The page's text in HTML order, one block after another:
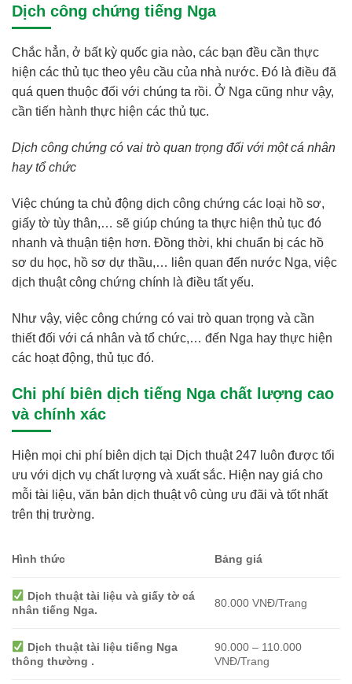
Dịch công chứng tiếng Nga
Chắc hẳn, ở bất kỳ quốc gia nào, các bạn đều cần thực
hiện các thủ tục theo yêu cầu của nhà nước. Đó là điều đã
quá quen thuộc đối với chúng ta rồi. Ở Nga cũng như vậy,
cần tiến hành thực hiện các thủ tục.
Dịch công chứng có vai trò quan trọng đối với một cá nhân
hay tổ chức
Việc chúng ta chủ động dịch công chứng các loại hồ sơ,
giấy tờ tùy thân,… sẽ giúp chúng ta thực hiện thủ tục đó
nhanh và thuận tiện hơn. Đồng thời, khi chuẩn bị các hồ
sơ du học, hồ sơ dự thầu,… liên quan đến nước Nga, việc
dịch thuật công chứng chính là điều tất yếu.
Như vậy, việc công chứng có vai trò quan trọng và cần
thiết đối với cá nhân và tổ chức,… đến Nga hay thực hiện
các hoạt động, thủ tục đó.
Chi phí biên dịch tiếng Nga chất lượng cao
và chính xác
Hiện mọi chi phí biên dịch tại Dịch thuật 247 luôn được tối
ưu với dịch vụ chất lượng và xuất sắc. Hiện nay giá cho
mỗi tài liệu, văn bản dịch thuật vô cùng ưu đãi và tốt nhất
trên thị trường.
Hình thức Bảng giá
Dịch thuật tài liệu và giấy tờ cá
nhân tiếng Nga.
80.000 VNĐ/Trang
Dịch thuật tài liệu tiếng Nga
thông thường .
90.000 – 110.000
VNĐ/Trang